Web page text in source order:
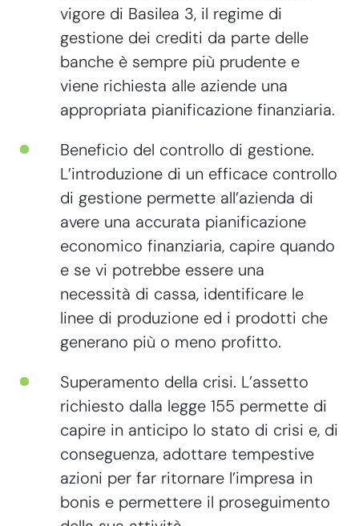
vigore di Basilea 3, il regime di
gestione dei crediti da parte delle
banche è sempre più prudente e
viene richiesta alle aziende una
appropriata pianificazione finanziaria.
Beneficio del controllo di gestione.
L’introduzione di un efficace controllo
di gestione permette all’azienda di
avere una accurata pianificazione
economico finanziaria, capire quando
e se vi potrebbe essere una
necessità di cassa, identificare le
linee di produzione ed i prodotti che
generano più o meno profitto.
Superamento della crisi. L’assetto
richiesto dalla legge 155 permette di
capire in anticipo lo stato di crisi e, di
conseguenza, adottare tempestive
azioni per far ritornare l’impresa in
bonis e permettere il proseguimento